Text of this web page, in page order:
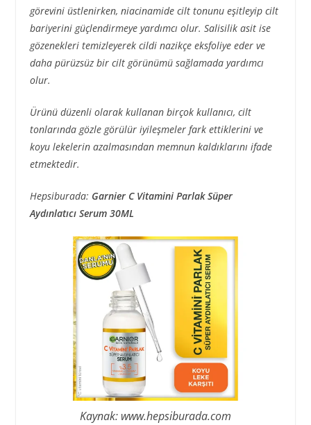
görevini üstlenirken, niacinamide cilt tonunu eşitleyip cilt
bariyerini güçlendirmeye yardımcı olur. Salisilik asit ise
gözenekleri temizleyerek cildi nazikçe eksfoliye eder ve
daha pürüzsüz bir cilt görünümü sağlamada yardımcı
olur.
Ürünü düzenli olarak kullanan birçok kullanıcı, cilt
tonlarında gözle görülür iyileşmeler fark ettiklerini ve
koyu lekelerin azalmasından memnun kaldıklarını ifade
etmektedir.
Hepsiburada: Garnier C Vitamini Parlak Süper
Aydınlatıcı Serum 30ML
Kaynak: www.hepsiburada.com